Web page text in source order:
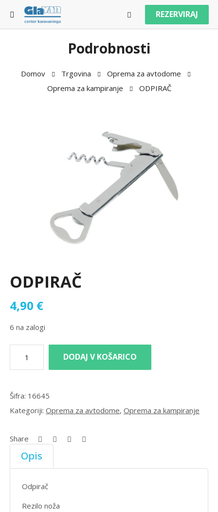
REZERVIRAJ
Podrobnosti
Domov Trgovina
Oprema za avtodome
Oprema za kampiranje
ODPIRAČ
ODPIRAČ
4,90 €
6 na zalogi
DODAJ V KOŠARICO
Šifra: 16645
Kategoriji: Oprema za avtodome, Oprema za kampiranje
Share
Opis
Odpirač
Rezilo noža